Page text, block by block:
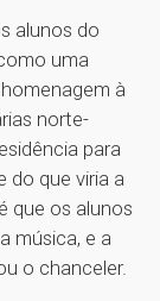
alunos do
uma
à
norte-
para
do que viria a
que os alunos
música, e a
o chanceler.